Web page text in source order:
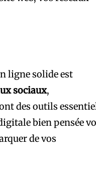
ligne solide est
sociaux,
des outils
bien pensée
de vos